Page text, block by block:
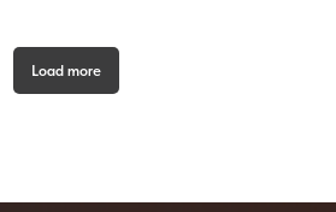
Load more